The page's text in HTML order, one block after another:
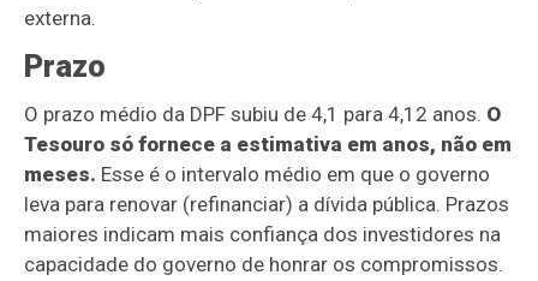
externa.
Prazo
O prazo médio da DPF subiu de 4,1 para 4,12 anos. O
Tesouro só fornece a estimativa em anos, não em
meses. Esse é o intervalo médio em que o governo
leva para renovar (refinanciar) a dívida pública. Prazos
maiores indicam mais confiança dos investidores na
capacidade do governo de honrar os compromissos.